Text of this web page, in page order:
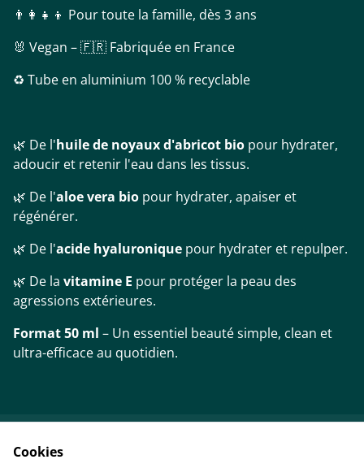
👨‍👩‍👧‍👦 Pour toute la famille, dès 3 ans
🐰 Vegan – 🇫🇷 Fabriquée en France
♻️ Tube en aluminium 100 % recyclable
🌿 De l'huile de noyaux d'abricot bio pour hydrater,
adoucir et retenir l'eau dans les tissus.
🌿 De l'aloe vera bio pour hydrater, apaiser et
régénérer.
🌿 De l'acide hyaluronique pour hydrater et repulper.
🌿 De la vitamine E pour protéger la peau des
agressions extérieures.
Format 50 ml – Un essentiel beauté simple, clean et
ultra-efficace au quotidien.
Cookies